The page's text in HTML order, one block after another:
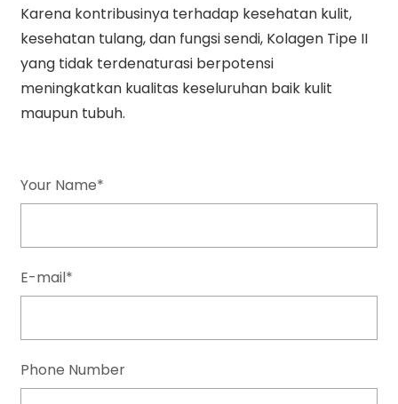
Karena kontribusinya terhadap kesehatan kulit,
kesehatan tulang, dan fungsi sendi, Kolagen Tipe II
yang tidak terdenaturasi berpotensi
meningkatkan kualitas keseluruhan baik kulit
maupun tubuh.
Your Name*
E-mail*
Phone Number